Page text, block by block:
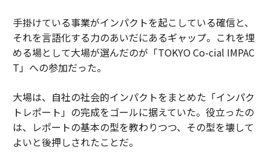
手掛けている事業がインパクトを起こしている確信と、
それを言語化する力のあいだにあるギャップ。これを埋
める場として大場が選んだのが「TOKYO Co-cial IMPAC
T」への参加だった。
大場は、自社の社会的インパクトをまとめた「インパク
トレポート」の完成をゴールに据えていた。役立ったの
は、レポートの基本の型を教わりつつ、その型を壊して
よいと後押しされたことだ。